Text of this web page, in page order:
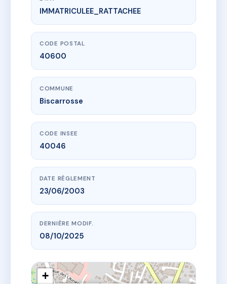
www.vme.plus/AF3710399
DBL - 19 mars 1962
253/257 r du 19 mars 1962
IMMATRICULEE_RATTACHEE
CODE POSTAL
40600
COMMUNE
Biscarrosse
CODE INSEE
40046
DATE RÈGLEMENT
23/06/2003
DERNIÈRE MODIF.
08/10/2025
+